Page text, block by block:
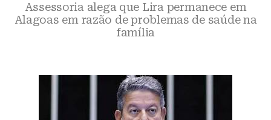
Assessoria alega que Lira permanece em
Alagoas em razão de problemas de saúde na
família